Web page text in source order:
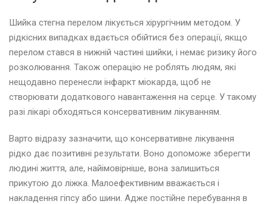
Шийка стегна перелом лікується хірургічним методом. У
рідкісних випадках вдається обійтися без операції, якщо
перелом стався в нижній частині шийки, і немає ризику його
розколювання. Також операцію не роблять людям, які
нещодавно перенесли інфаркт міокарда, щоб не
створювати додаткового навантаження на серце. У такому
разі лікарі обходяться консервативним лікуванням.
Варто відразу зазначити, що консервативне лікування
рідко дає позитивні результати. Воно допоможе зберегти
людині життя, але, найімовірніше, вона залишиться
прикутою до ліжка. Малоефективним вважається і
накладення гіпсу або шини. Адже постійне перебування в